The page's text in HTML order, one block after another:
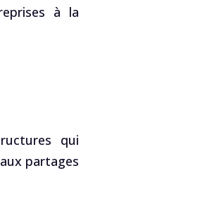
à la
qui
partages